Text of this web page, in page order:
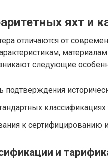
яхт и
отличаются от
следующие
подтверждения
к сертифицированию и
и